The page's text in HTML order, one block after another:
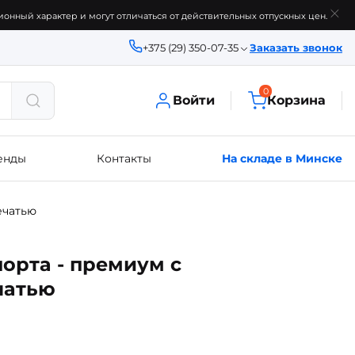
характер и могут отличаться от действительных отпускных цен.
+375 (29) 350-07-35 Заказать звонок
Войти
0
Корзина
Контакты На складе в Минске
- премиум с